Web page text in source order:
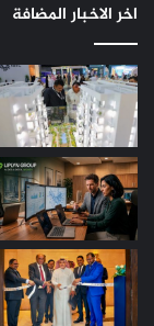
اخر الاخبار المضافة